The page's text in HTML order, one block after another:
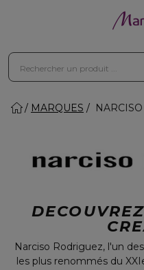
MARQUES
Narciso Rodriguez, l'un
les plus renommés du